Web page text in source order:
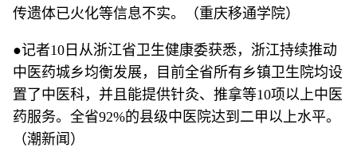
传遗体已火化等信息不实。（重庆移通学院）
●记者10日从浙江省卫生健康委获悉，浙江持续推动
中医药城乡均衡发展，目前全省所有乡镇卫生院均设
置了中医科，并且能提供针灸、推拿等10项以上中医
药服务。全省92%的县级中医院达到二甲以上水平。
（潮新闻）